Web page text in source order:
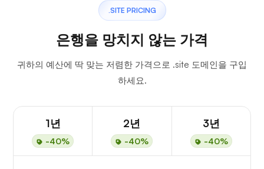
.SITE PRICING
은행을 망치지 않는 가격
귀하의 예산에 딱 맞는 저렴한 가격으로 .site 도메인을 구입
하세요.
1년
-40%
2년
-40%
3년
-40%